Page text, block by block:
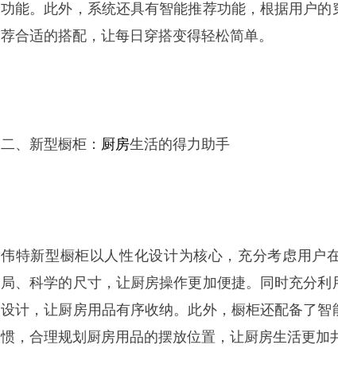
功能。此外，系统还具有智能推荐功能，根据用户
荐合适的搭配，让每日穿搭变得轻松简单。
二、 新型橱柜： 厨房生活的得力助手
伟特新型橱柜以人性化设计为核心，充分考虑用户
局、科学的尺寸，让厨房操作更加便捷。
同时充分利
设计，让厨房用品有序收纳。此外，橱柜还配备了智
惯，合理规划厨房用品的摆放位置，让厨房生活更加